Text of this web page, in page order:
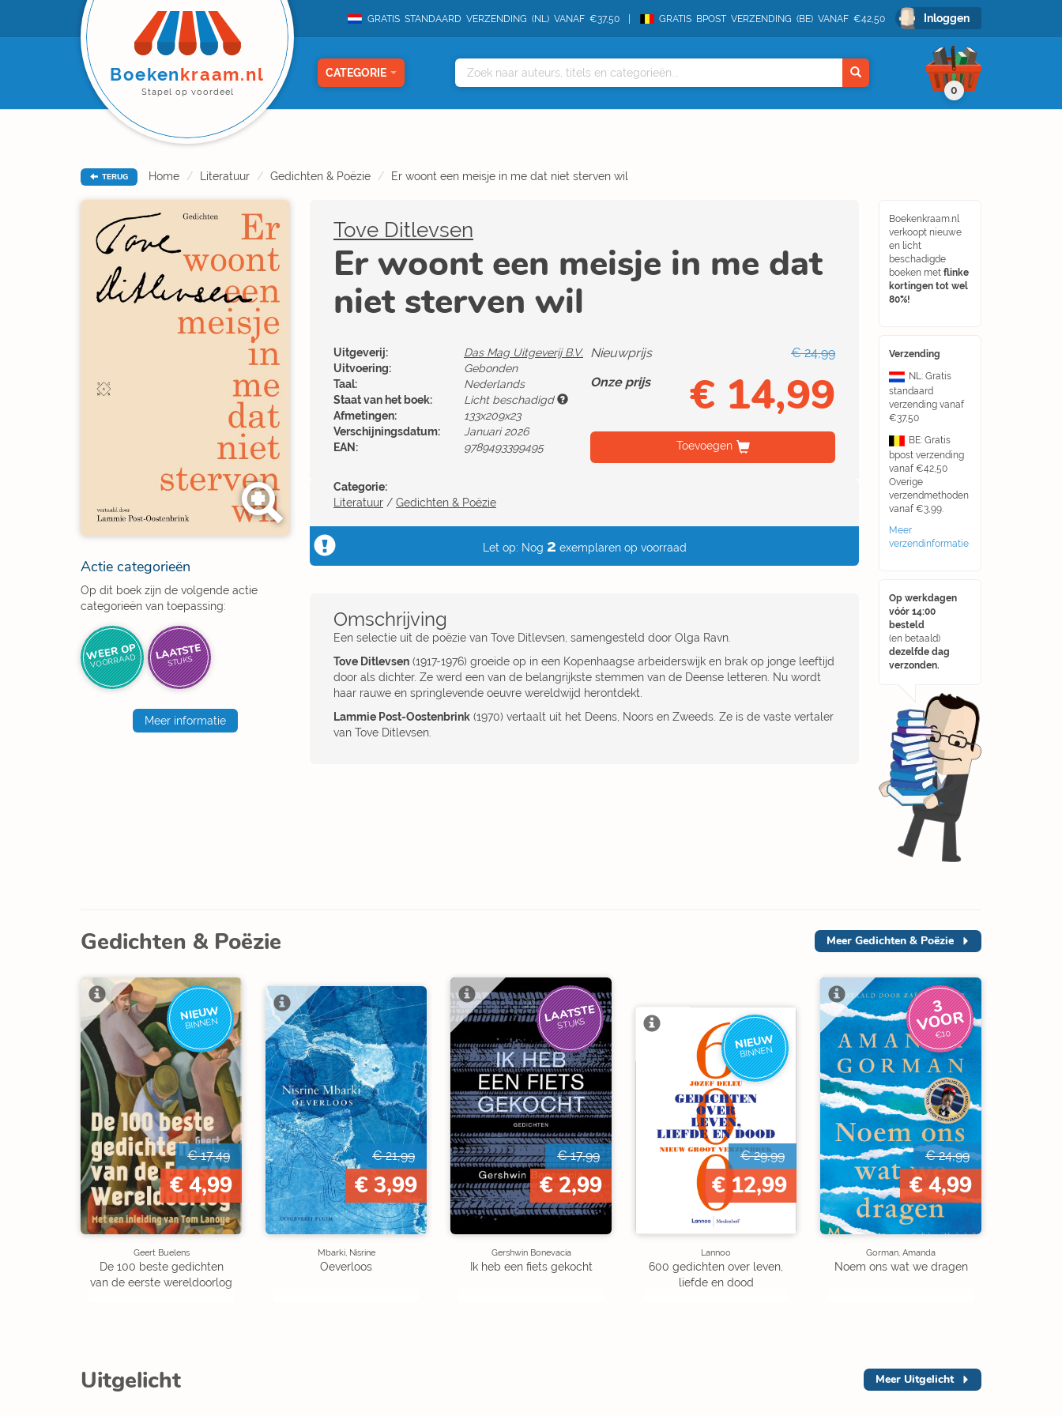
GRATIS STANDAARD VERZENDING (NL) VANAF €37,50 GRATIS BPOST VERZENDING (BE) VANAF €42,50 Inloggen
Boekenkraam.nl
Stapel op voordeel
CATEGORIE
0
TERUG Home Literatuur Gedichten & Poëzie Er woont een meisje in me dat niet sterven wil
Actie categorieën
Op dit boek zijn de volgende actie
categorieën van toepassing:
WEER OP
VOORRAAD LAATSTE
STUKS
Meer informatie
Boekenkraam.nl
verkoopt nieuwe
en licht
beschadigde
boeken met flinke
kortingen tot wel
80%!
Verzending
NL: Gratis
standaard
verzending vanaf
€37,50
BE: Gratis
bpost verzending
vanaf €42,50
Overige
verzendmethoden
vanaf €3,99.
Meer
verzendinformatie
Op werkdagen
vóór 14:00
besteld
(en betaald)
dezelfde dag
verzonden.
Tove Ditlevsen
Er woont een meisje in me dat
niet sterven wil
Uitgeverij:
Das Mag Uitgeverij B.V.
Uitvoering:
Gebonden
Taal:
Nederlands
Staat van het boek:
Licht beschadigd
Afmetingen:
133x209x23
Verschijningsdatum:
Januari 2026
EAN:
9789493399495
Nieuwprijs
€ 24,99
Onze prijs
€ 14,99
Toevoegen
Categorie:
Literatuur / Gedichten & Poëzie
Let op: Nog 2 exemplaren op voorraad
Omschrijving
Een selectie uit de poëzie van Tove Ditlevsen, samengesteld door Olga Ravn.
Tove Ditlevsen (1917-1976) groeide op in een Kopenhaagse arbeiderswijk en brak op jonge leeftijd
door als dichter. Ze werd een van de belangrijkste stemmen van de Deense letteren. Nu wordt
haar rauwe en springlevende oeuvre wereldwijd herontdekt.
Lammie Post-Oostenbrink (1970) vertaalt uit het Deens, Noors en Zweeds. Ze is de vaste vertaler
van Tove Ditlevsen.
Gedichten & Poëzie Meer Gedichten & Poëzie
NIEUW
BINNEN
€ 17,49
€ 4,99
Geert Buelens
De 100 beste gedichten
van de eerste wereldoorlog
€ 21,99
€ 3,99
Mbarki, Nisrine
Oeverloos
LAATSTE
STUKS
€ 17,99
€ 2,99
Gershwin Bonevacia
Ik heb een fiets gekocht
NIEUW
BINNEN
€ 29,99
€ 12,99
Lannoo
600 gedichten over leven,
liefde en dood
3
V
O
O
R
€10
€ 24,99
€ 4,99
Gorman, Amanda
Noem ons wat we dragen
Uitgelicht Meer Uitgelicht